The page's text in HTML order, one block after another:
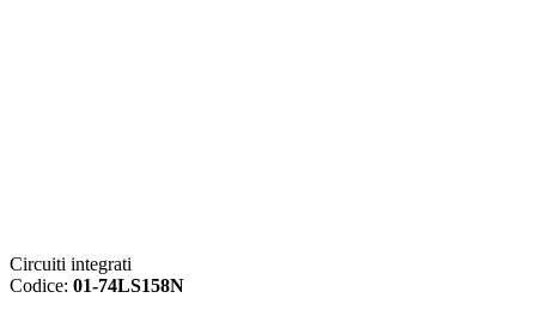
Circuiti integrati
Codice: 01-74LS158N